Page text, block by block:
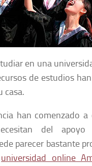
en una
de estudios
casa.
han comenzado
del apoyo
parecer bastante
universidad online